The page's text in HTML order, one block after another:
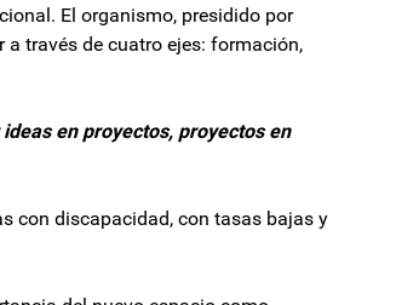
El organismo, presidido por
a través de cuatro ejes: formación,
en proyectos, proyectos en
con discapacidad, con tasas bajas y